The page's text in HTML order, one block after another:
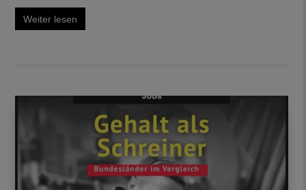
Weiter lesen